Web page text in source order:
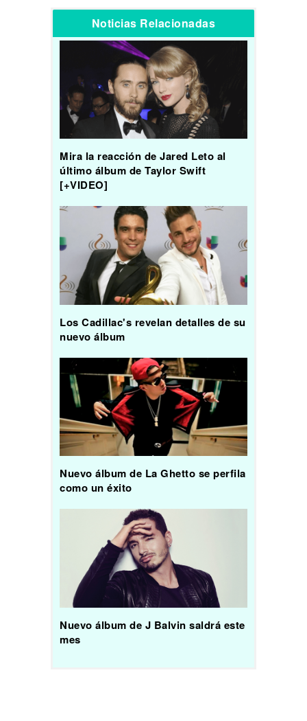
Noticias Relacionadas
Mira la reacción de Jared Leto al
último álbum de Taylor Swift
[+VIDEO]
Los Cadillac's revelan detalles de su
nuevo álbum
Nuevo álbum de La Ghetto se perfila
como un éxito
Nuevo álbum de J Balvin saldrá este
mes